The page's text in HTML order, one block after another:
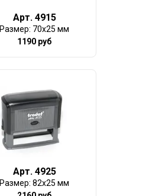
Арт. 4915
Размер: 70х25 мм
1190 руб
Арт. 4925
Размер: 82х25 мм